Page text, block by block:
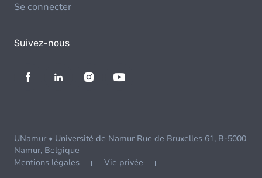
Se connecter
Suivez-nous
UNamur • Université de Namur Rue de Bruxelles 61, B-5000
Namur, Belgique
Mentions légales
Vie privée